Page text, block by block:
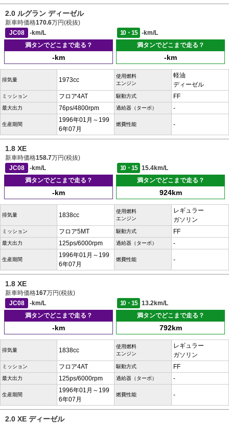
2.0 ルグラン ディーゼル
新車時価格170.6万円(税抜)
JC08
-km/L 10・15
-km/L
満タンでどこまで走る？
-km
満タンでどこまで走る？
-km
排気量 1973cc
使用燃料
エンジン
軽油
ディーゼル
ミッション フロア4AT 駆動方式 FF
最大出力 76ps/4800rpm 過給器（ターボ） -
生産期間
1996年01月～199
6年07月
燃費性能 -
1.8 XE
新車時価格158.7万円(税抜)
JC08
-km/L 10・15
15.4km/L
満タンでどこまで走る？
-km
満タンでどこまで走る？
924km
排気量 1838cc
使用燃料
エンジン
レギュラー
ガソリン
ミッション フロア5MT 駆動方式 FF
最大出力 125ps/6000rpm 過給器（ターボ） -
生産期間
1996年01月～199
6年07月
燃費性能 -
1.8 XE
新車時価格167万円(税抜)
JC08
-km/L 10・15
13.2km/L
満タンでどこまで走る？
-km
満タンでどこまで走る？
792km
排気量 1838cc
使用燃料
エンジン
レギュラー
ガソリン
ミッション フロア4AT 駆動方式 FF
最大出力 125ps/6000rpm 過給器（ターボ） -
生産期間
1996年01月～199
6年07月
燃費性能 -
2.0 XE ディーゼル